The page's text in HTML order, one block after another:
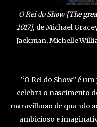
O Rei do Show [The
2017], de Michael
Jackman, Michelle
“O Rei do Show” é
celebra o nascimento
maravilhoso de quando
ambicioso e